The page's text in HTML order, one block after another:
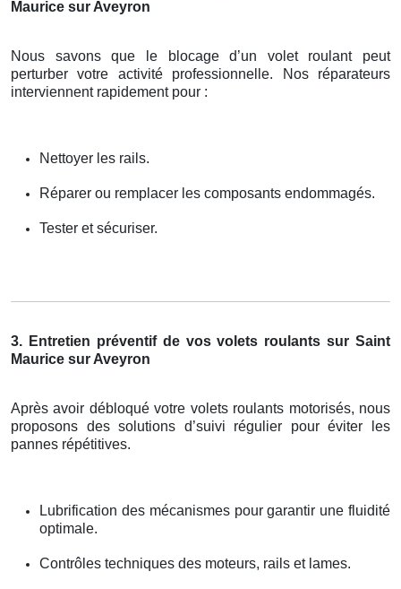
Maurice sur Aveyron
Nous savons que le blocage d’un volet roulant peut
perturber votre activité professionnelle. Nos réparateurs
interviennent rapidement pour :
Nettoyer les rails.
Réparer ou remplacer les composants endommagés.
Tester et sécuriser.
3. Entretien préventif de vos volets roulants sur Saint
Maurice sur Aveyron
Après avoir débloqué votre volets roulants motorisés, nous
proposons des solutions d’suivi régulier pour éviter les
pannes répétitives.
Lubrification des mécanismes pour garantir une fluidité
optimale.
Contrôles techniques des moteurs, rails et lames.